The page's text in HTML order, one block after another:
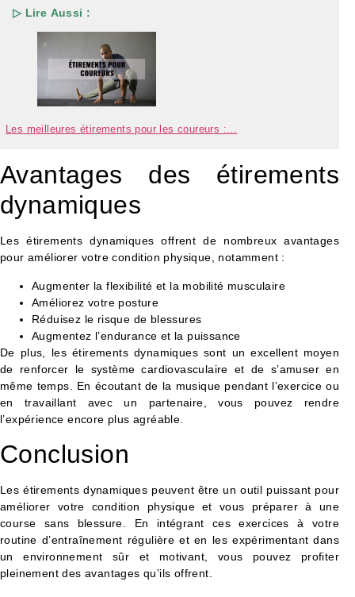
▷ Lire Aussi :
Les meilleures étirements pour les coureurs :…
Avantages des étirements
dynamiques
Les étirements dynamiques offrent de nombreux avantages
pour améliorer votre condition physique, notamment :
Augmenter la flexibilité et la mobilité musculaire
Améliorez votre posture
Réduisez le risque de blessures
Augmentez l’endurance et la puissance
De plus, les étirements dynamiques sont un excellent moyen
de renforcer le système cardiovasculaire et de s’amuser en
même temps. En écoutant de la musique pendant l’exercice ou
en travaillant avec un partenaire, vous pouvez rendre
l’expérience encore plus agréable.
Conclusion
Les étirements dynamiques peuvent être un outil puissant pour
améliorer votre condition physique et vous préparer à une
course sans blessure. En intégrant ces exercices à votre
routine d’entraînement régulière et en les expérimentant dans
un environnement sûr et motivant, vous pouvez profiter
pleinement des avantages qu’ils offrent.